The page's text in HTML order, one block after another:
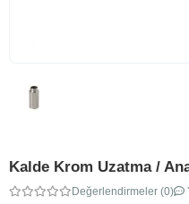
Kalde Krom Uzatma /
Değerlendirmeler (0)